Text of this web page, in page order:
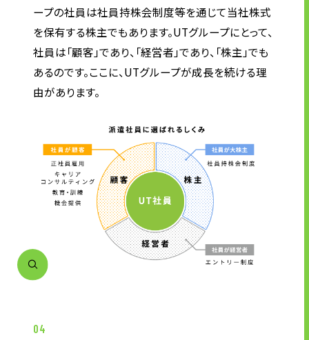
ソーシャルメディアポリシー
ープの社員は社員持株会制度等を通じて当社株式
を保有する株主でもあります。UTグループにとって、
社員は「顧客」であり、「経営者」であり、「株主」でも
あるのです。ここに、UTグループが成長を続ける理
由があります。
04